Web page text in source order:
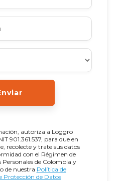
autoriza a Loggro
901.361.537, para que en
recolecte y trate sus datos
con el Régimen de
de Colombia y
de nuestra Política de
Protección de Datos